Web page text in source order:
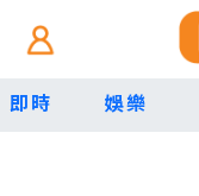
即時 娛樂